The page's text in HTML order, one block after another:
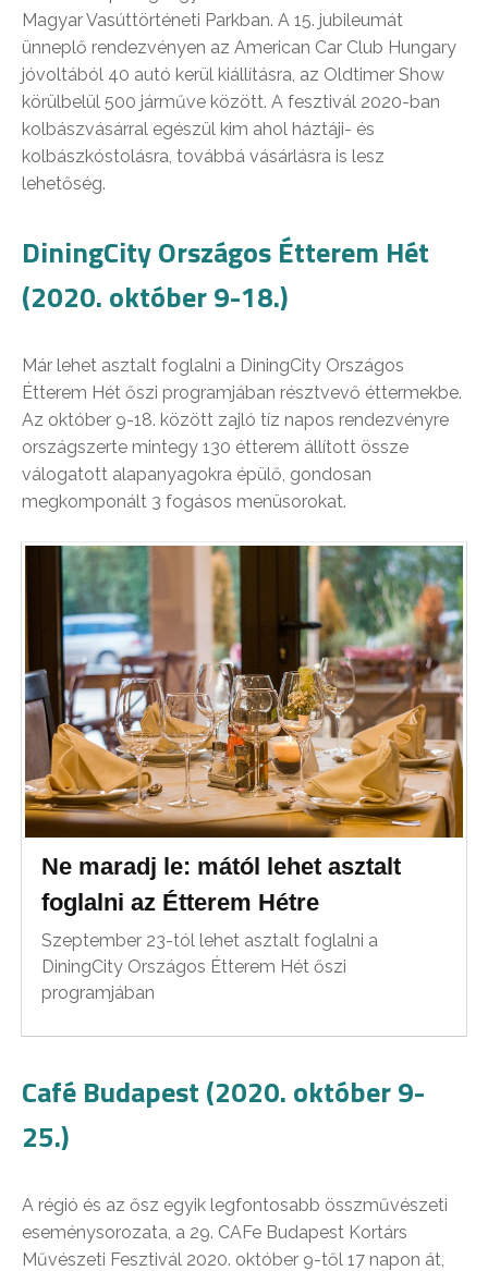
Magyar Vasúttörténeti Parkban. A 15. jubileumát
ünneplő rendezvényen az American Car Club Hungary
jóvoltából 40 autó kerül kiállításra, az Oldtimer Show
körülbelül 500 járműve között. A fesztivál 2020-ban
kolbászvásárral egészül kim ahol háztáji- és
kolbászkóstolásra, továbbá vásárlásra is lesz
lehetőség.
DiningCity Országos Étterem Hét
(2020. október 9-18.)
Már lehet asztalt foglalni a DiningCity Országos
Étterem Hét őszi programjában résztvevő éttermekbe.
Az október 9-18. között zajló tíz napos rendezvényre
országszerte mintegy 130 étterem állított össze
válogatott alapanyagokra épülő, gondosan
megkomponált 3 fogásos menüsorokat.
Ne maradj le: mától lehet asztalt
foglalni az Étterem Hétre
Szeptember 23-tól lehet asztalt foglalni a
DiningCity Országos Étterem Hét őszi
programjában
Café Budapest (2020. október 9-
25.)
A régió és az ősz egyik legfontosabb összművészeti
eseménysorozata, a 29. CAFe Budapest Kortárs
Művészeti Fesztivál 2020. október 9-től 17 napon át,